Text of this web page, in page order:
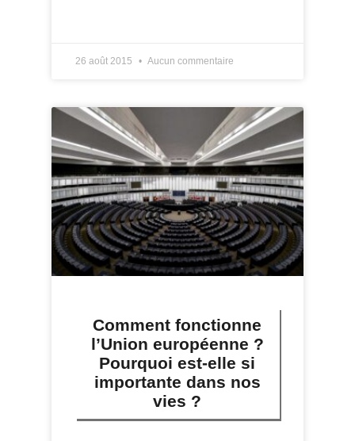
26 août 2015 Aucun commentaire
Comment fonctionne
l’Union européenne ?
Pourquoi est-elle si
importante dans nos
vies ?